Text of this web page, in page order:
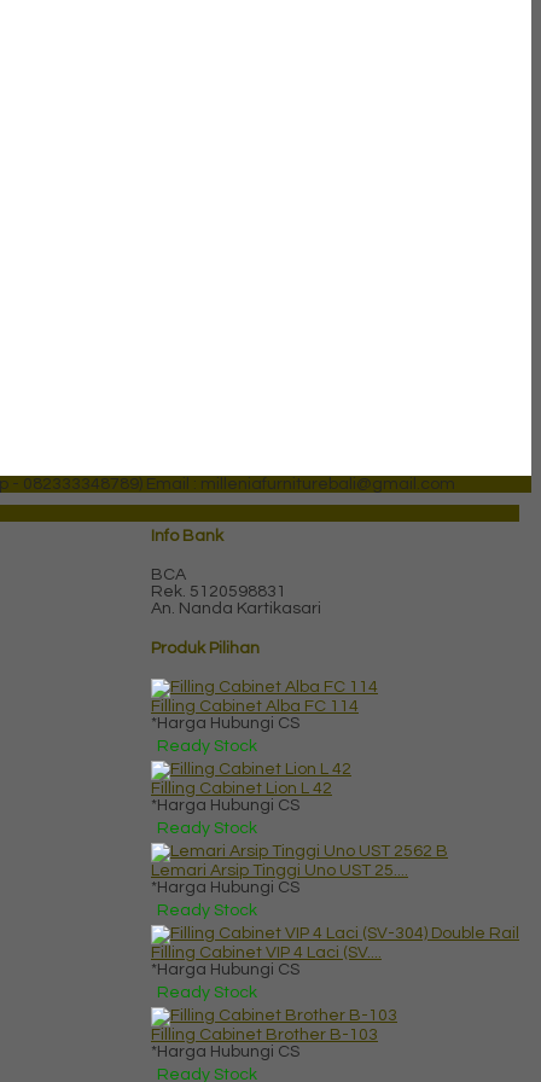
- 082333348789) Email : milleniafurniturebali@gmail.com
Info Bank
BCA
Rek. 5120598831
An. Nanda Kartikasari
Produk Pilihan
Filling Cabinet Alba FC 114
*Harga Hubungi CS
Ready Stock
Filling Cabinet Lion L 42
*Harga Hubungi CS
Ready Stock
Lemari Arsip Tinggi Uno UST 25....
*Harga Hubungi CS
Ready Stock
Filling Cabinet VIP 4 Laci (SV....
*Harga Hubungi CS
Ready Stock
Filling Cabinet Brother B-103
*Harga Hubungi CS
Ready Stock